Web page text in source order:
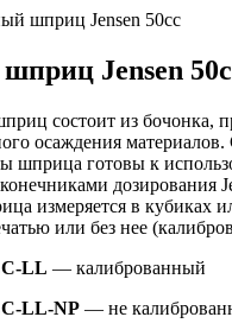
шприц Jensen 50сс
Jensen
состоит из бочонка,
осаждения
шприца готовы к
дозирования
измеряется в кубиках
или без нее
LL — калиброванный
LL-NP — не